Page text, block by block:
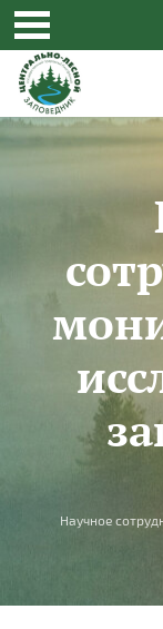
Перейти к
Вы здесь
Научное